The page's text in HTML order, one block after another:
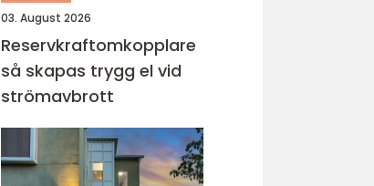
03. August 2026
Reservkraftomkopplare
så skapas trygg el vid
strömavbrott